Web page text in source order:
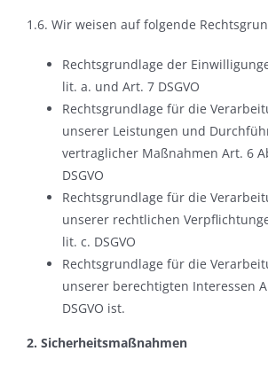
1.6. Wir weisen auf folgende
Rechtsgrundlage der
lit. a. und Art. 7 DSGVO
Rechtsgrundlage für die
unserer Leistungen und
vertraglicher Maßnahmen Art. 6
DSGVO
Rechtsgrundlage für die
unserer rechtlichen
lit. c. DSGVO
Rechtsgrundlage für die
unserer berechtigten Interessen
DSGVO ist.
2. Sicherheitsmaßnahmen